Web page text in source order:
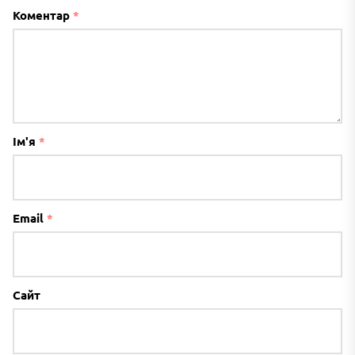
Коментар *
Ім'я *
Email *
Сайт